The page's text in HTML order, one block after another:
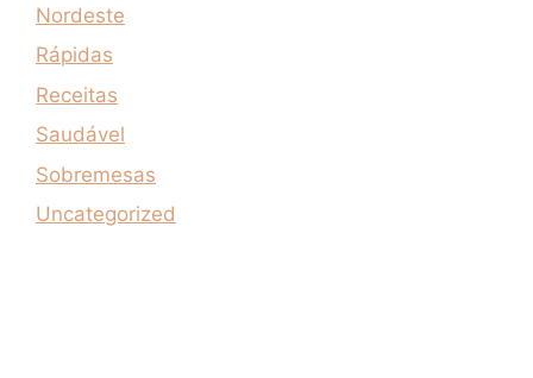
Nordeste
Rápidas
Receitas
Saudável
Sobremesas
Uncategorized